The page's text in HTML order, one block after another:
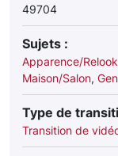
49704
Sujets :
Apparence/
Maison/Salon,
Type de
Transition de